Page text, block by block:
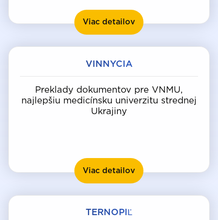
Viac detailov Ivano-Frankivsk
VINNYCIA
Preklady dokumentov pre VNMU,
najlepšiu medicínsku univerzitu strednej
Ukrajiny
Viac detailov Vinnycia
TERNOPIĽ